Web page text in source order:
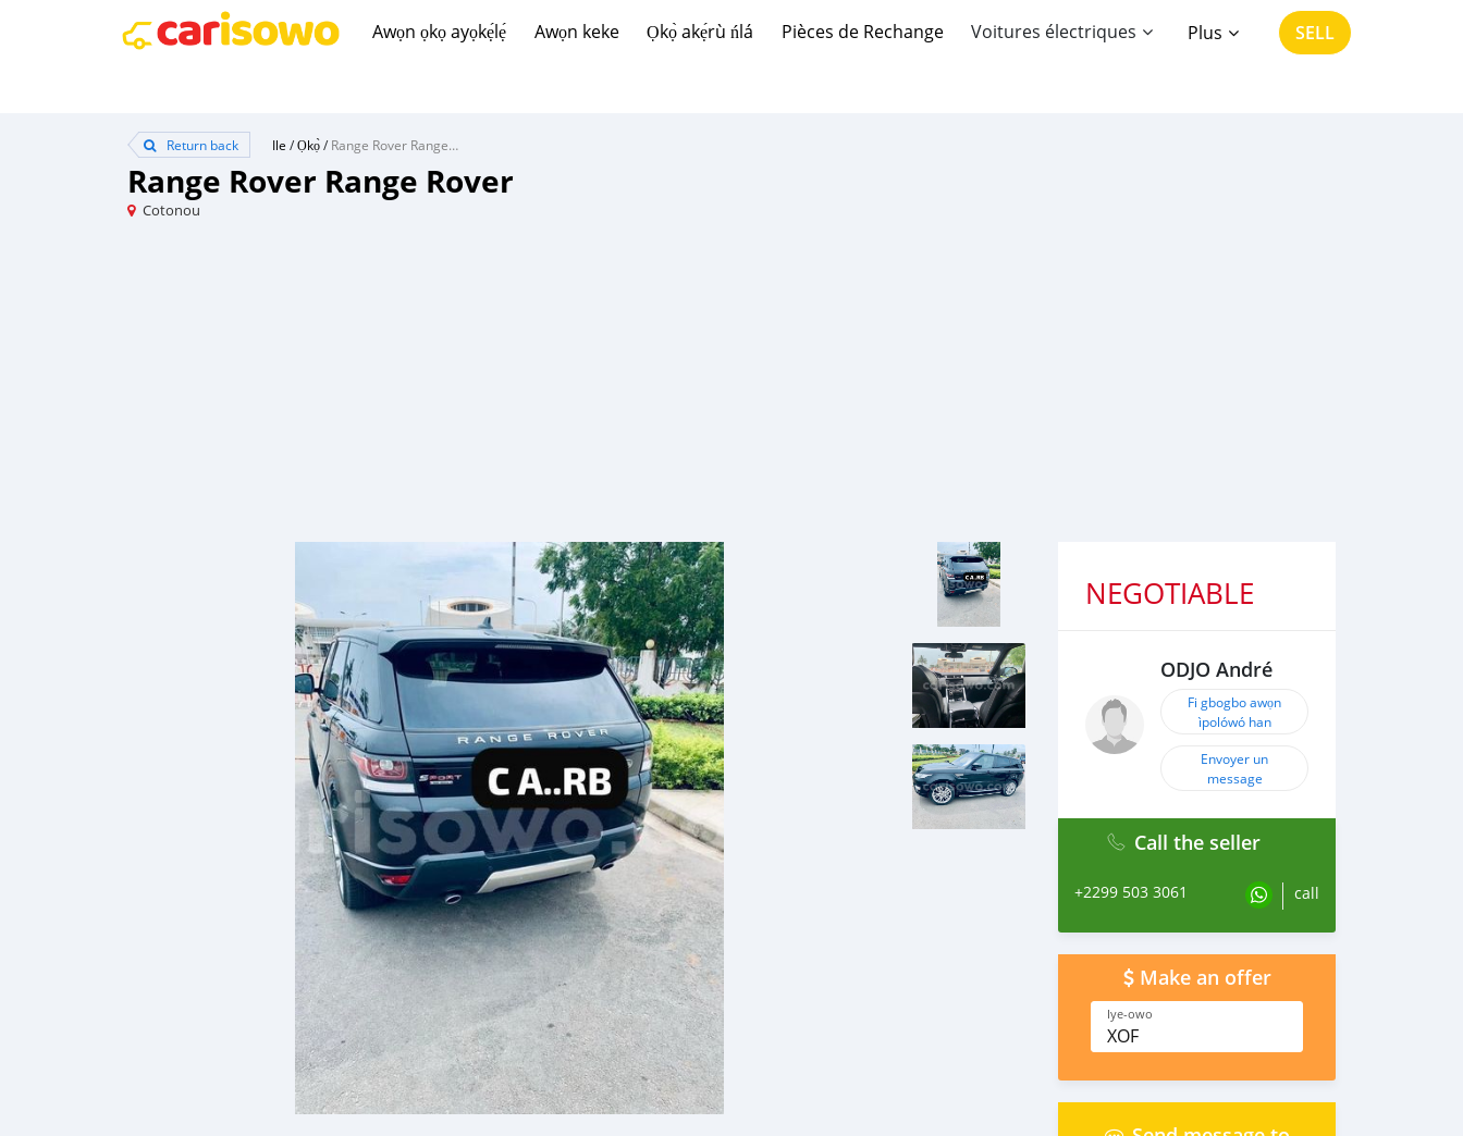
Awọn ọkọ ayọkẹ́lẹ́ Awọn keke Ọkọ̀ akẹ́rù ńlá Pièces de Rechange Voitures électriques Plus SELL
Return back Ile /Ọkọ̀/ Range Rover Range Rover
Range Rover Range Rover
Cotonou
NEGOTIABLE
ODJO André
Fi gbogbo awọn
ìpolówó han
Envoyer un
message
Call the seller
+2299 503 3061 call
Make an offer
Iye-owo
XOF